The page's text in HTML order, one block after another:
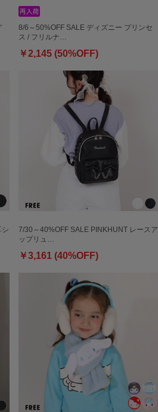
8/6～50%OFF SALE ディズニー プリンセ
ス / フリルナ…
￥2,145 (50%OFF)
7/30～40%OFF SALE PINKHUNT レースア
ップリュ…
￥3,161 (40%OFF)